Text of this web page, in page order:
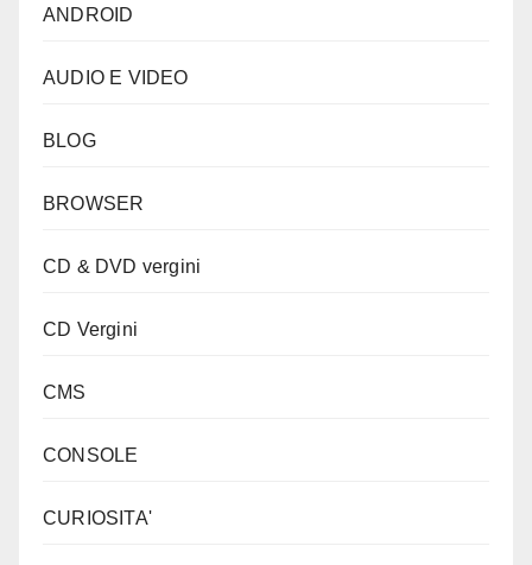
ANDROID
AUDIO E VIDEO
BLOG
BROWSER
CD & DVD vergini
CD Vergini
CMS
CONSOLE
CURIOSITA'